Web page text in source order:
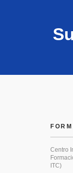
Centro
ITC)